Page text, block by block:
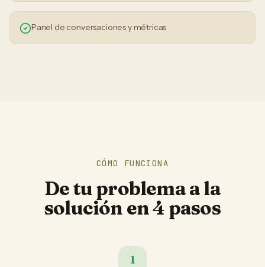
Panel de conversaciones y métricas
CÓMO FUNCIONA
De tu problema a la
solución en 4 pasos
1